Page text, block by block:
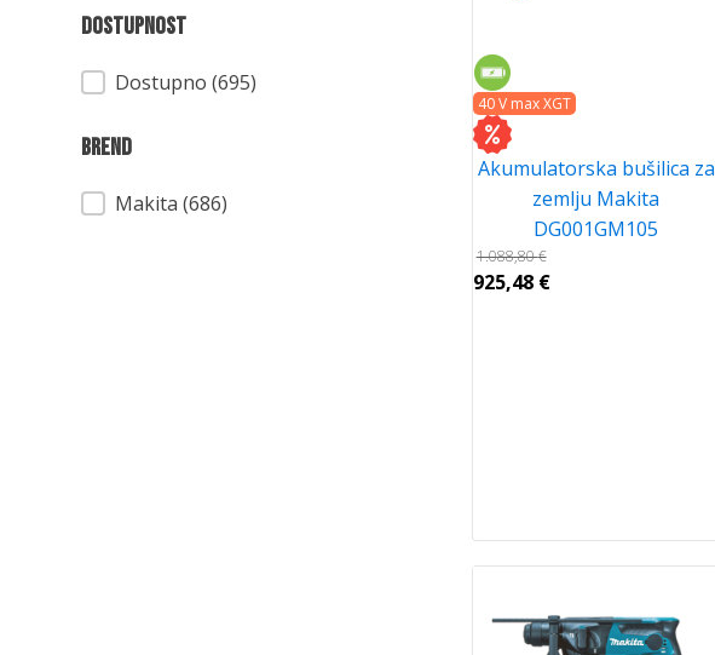
Dostupnost
Dostupnost
Dostupno (695)
Brend
BrendMakita(686)
40 V max XGT
Akumulatorska bušilica za
zemlju Makita
DG001GM105
1.088,80€
925,48 €